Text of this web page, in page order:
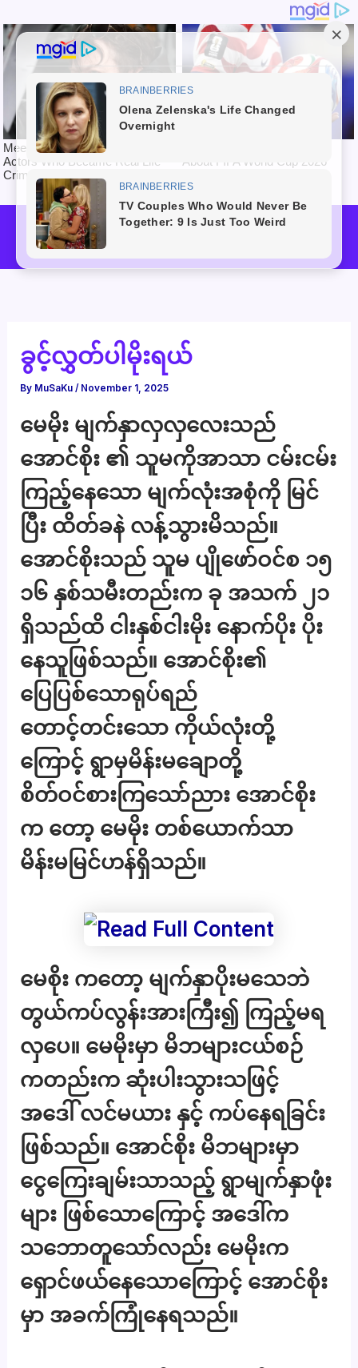
content
ခွင့်လွှတ်ပါမိုးရယ်
By MuSaKu/ November 1, 2025
မေမိုး မျက်နှာလှလှလေးသည်
အောင်စိုး ၏ သူမကိုအာသာ ငမ်းငမ်း
ကြည့်နေသော မျက်လုံးအစုံကို မြင်
ပြီး ထိတ်ခနဲ လန့်သွားမိသည်။
အောင်စိုးသည် သူမ ပျိုဖော်ဝင်စ ၁၅
၁၆ နှစ်သမီးတည်းက ခု အသက် ၂၁
ရှိသည်ထိ ငါးနှစ်ငါးမိုး နောက်ပိုး ပိုး
နေသူဖြစ်သည်။ အောင်စိုး၏
ပြေပြစ်သောရုပ်ရည်
တောင့်တင်းသော ကိုယ်လုံးတို့
ကြောင့် ရွာမှမိန်းမချောတို့
စိတ်ဝင်စားကြသော်ညား အောင်စိုး
က တော့ မေမိုး တစ်ယောက်သာ
မိန်းမမြင်ဟန်ရှိသည်။
မေစိုး ကတော့ မျက်နှာပိုးမသေဘဲ
တွယ်ကပ်လွန်းအားကြီး၍ ကြည့်မရ
လှပေ။ မေမိုးမှာ မိဘများငယ်စဉ်
ကတည်းက ဆုံးပါးသွားသဖြင့်
အဒေါ် လင်မယား နှင့် ကပ်နေရခြင်း
ဖြစ်သည်။ အောင်စိုး မိဘများမှာ
ငွေကြေးချမ်းသာသည့် ရွာမျက်နှာဖုံး
များ ဖြစ်သောကြောင့် အဒေါ်က
သဘောတူသော်လည်း မေမိုးက
ရှောင်ဖယ်နေသောကြောင့် အောင်စိုး
မှာ အခက်ကြုံနေရသည်။